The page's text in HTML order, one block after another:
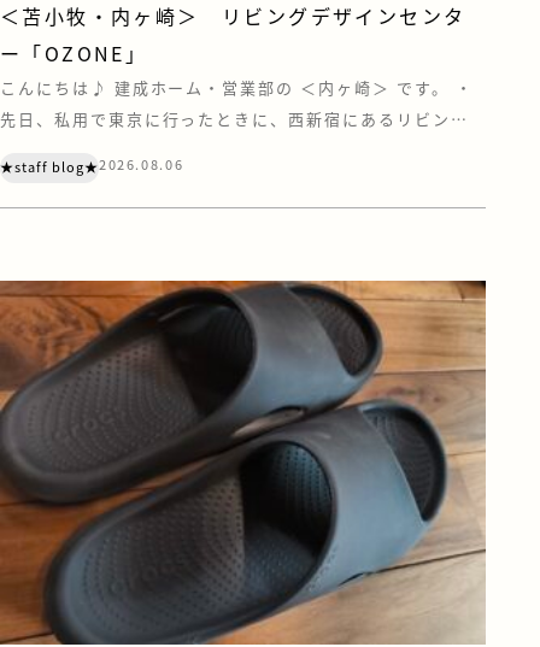
＜苫小牧・内ヶ崎＞ リビングデザインセンタ
ー「OZONE」
こんにちは♪ 建成ホーム・営業部の ＜内ヶ崎＞ です。 ・
先日、私用で東京に行ったときに、西新宿にあるリビング
は、家具やキッチン、住宅設備などのショールーム・ショッ
プが集う、住まいとインテリアの情報センターです。 注文
る住宅設備メーカーのショール […]
★staff blog★2026.08.06